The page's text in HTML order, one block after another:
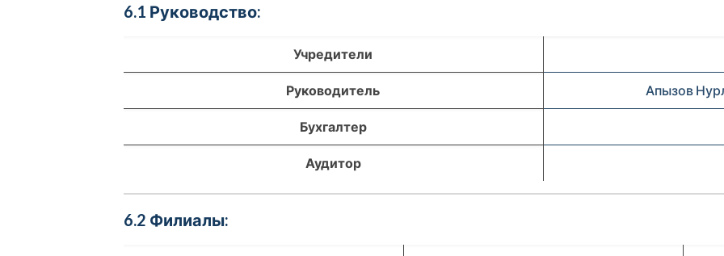
6.1 Руководство:
Учредители
Руководитель Апызов
Бухгалтер
Аудитор
6.2 Филиалы: